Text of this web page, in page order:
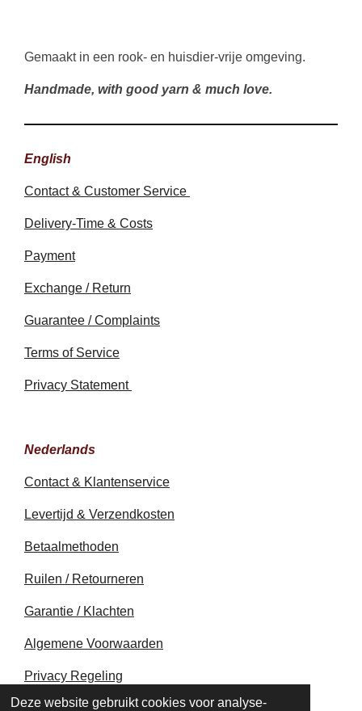
Deze website gebruikt cookies voor analyse-
Gemaakt in een rook- en huisdier-vrije omgeving.
Handmade, with good yarn & much love.
English
Contact & Customer Service
Delivery-Time & Costs
Payment
Exchange / Return
Guarantee / Complaints
Terms of Service
Privacy Statement
Nederlands
Contact & Klantenservice
Levertijd & Verzendkosten
Betaalmethoden
Ruilen / Retourneren
Garantie / Klachten
Algemene Voorwaarden
Privacy Regeling
© 2020 - 2026 earthapplecreations.com